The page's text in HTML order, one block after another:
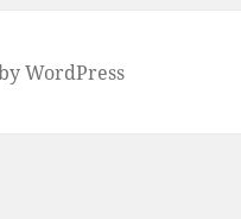
WordPress